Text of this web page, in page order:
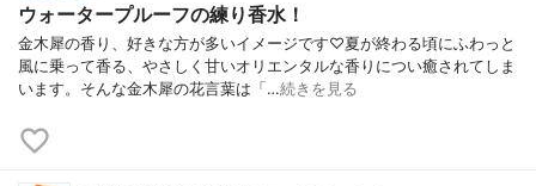
ウォータープルーフの練り香水！
金木犀の香り、好きな方が多いイメージです♡夏が終わる頃にふわっと
風に乗って香る、やさしく甘いオリエンタルな香りについ癒されてしま
います。そんな金木犀の花言葉は「…続きを見る